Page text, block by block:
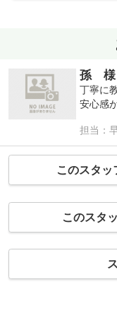
孫 様
丁寧に
安心感
担当：
このスタッ
このスタ